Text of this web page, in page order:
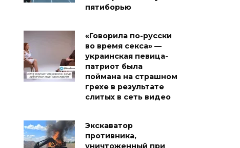
пятиборью
«Говорила по-русски
во время секса» —
украинская певица-
патриот была
поймана на страшном
грехе в результате
слитых в сеть видео
Экскаватор
противника,
уничтоженный при